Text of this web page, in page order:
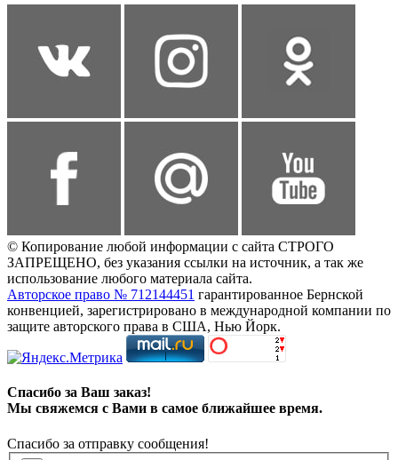
© Копирование любой информации с сайта СТРОГО
ЗАПРЕЩЕНО, без указания ссылки на источник, а так же
использование любого материала сайта.
Авторское право № 712144451 гарантированное Бернской
конвенцией, зарегистрировано в международной компании по
защите авторского права в США, Нью Йорк.
Спасибо за Ваш заказ!
Мы свяжемся с Вами в самое ближайшее время.
Спасибо за отправку сообщения!